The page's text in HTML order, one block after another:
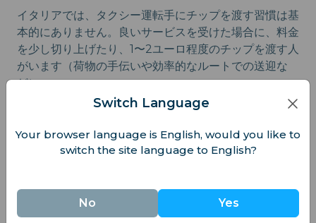
イタリアでは、タクシー運転手にチップを渡す習慣は基
本的にありません。良いサービスを受けた場合に、料金
を少し切り上げたり、1〜2ユーロ程度のチップを渡す人
がいます（荷物の手伝いや効率的なルートでの送迎な
ど）。
Uberなどのアプリは、ローマやミラノなどの主要都市
けた場合は、支払うことも可能です。
Switch Language
Your browser language is English, would you like to
switch the site language to English?
No Yes